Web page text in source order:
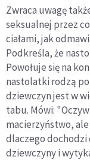
Zwraca uwagę
seksualnej przez
ciałami, jak
Podkreśla, że
Powołuje się na
nastolatki rodzą
dziewczyn jest w
tabu. Mówi:
macierzyństwo,
dlaczego dochodzi
dziewczyny i